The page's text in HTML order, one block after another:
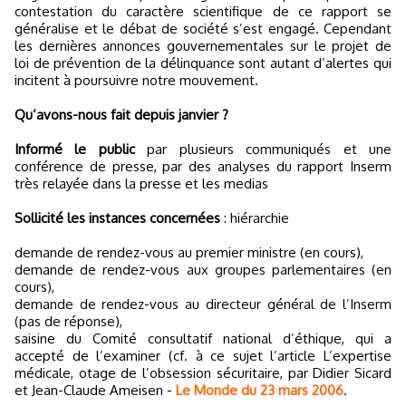
contestation du caractère scientifique de ce rapport se
généralise et le débat de société s’est engagé. Cependant
les dernières annonces gouvernementales sur le projet de
loi de prévention de la délinquance sont autant d’alertes qui
incitent à poursuivre notre mouvement.
Qu’avons-nous fait depuis janvier ?
Informé le publicpar plusieurs communiqués et une
conférence de presse, par des analyses du rapport Inserm
très relayée dans la presse et les medias
Sollicité les instances concernées : hiérarchie
demande de rendez-vous au premier ministre (en cours),
demande de rendez-vous aux groupes parlementaires (en
cours),
demande de rendez-vous au directeur général de l’Inserm
(pas de réponse),
saisine du Comité consultatif national d’éthique, qui a
accepté de l’examiner (cf. à ce sujet l’article L’expertise
médicale, otage de l’obsession sécuritaire, par Didier Sicard
et Jean-Claude Ameisen - Le Monde du 23 mars 2006.